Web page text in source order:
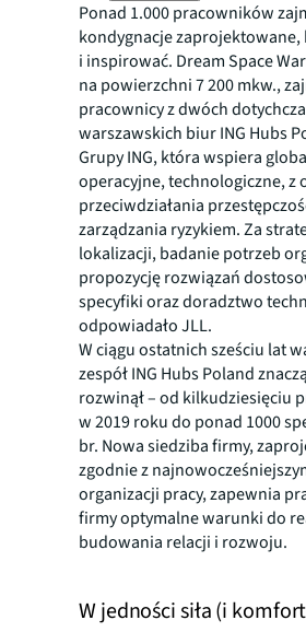
Ponad 1.000 pracowników
kondygnacje
i inspirować. Dream Space
na powierzchni 7 200 mkw.,
pracownicy z dwóch
warszawskich biur ING Hubs
Grupy ING, która wspiera
operacyjne, technologiczne, z
przeciwdziałania
zarządzania ryzykiem. Za
lokalizacji, badanie potrzeb
propozycję rozwiązań
specyfiki oraz doradztwo
odpowiadało JLL.
W ciągu ostatnich sześciu lat
zespół ING Hubs Poland
rozwinął – od kilkudziesięciu
w 2019 roku do ponad 1000
br. Nowa siedziba firmy,
zgodnie z
organizacji pracy, zapewnia
firmy optymalne warunki do
budowania relacji i rozwoju.
W jedności siła (i